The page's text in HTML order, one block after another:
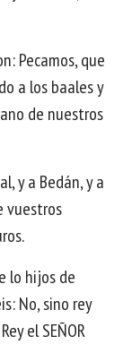
Pecamos, que
a los baales y
de nuestros
y a Bedán, y a
vuestros
lo hijos de
No, sino rey
el SEÑOR